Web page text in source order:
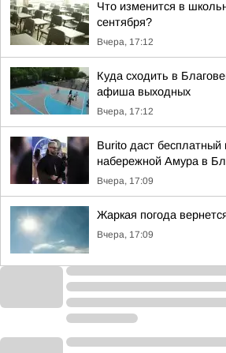
Что изменится в
сентября?
Вчера, 17:12
Куда сходить в
афиша выходных
Вчера, 17:12
Burito даст бесплатный
набережной Амура в
Вчера, 17:09
Жаркая погода
Вчера, 17:09